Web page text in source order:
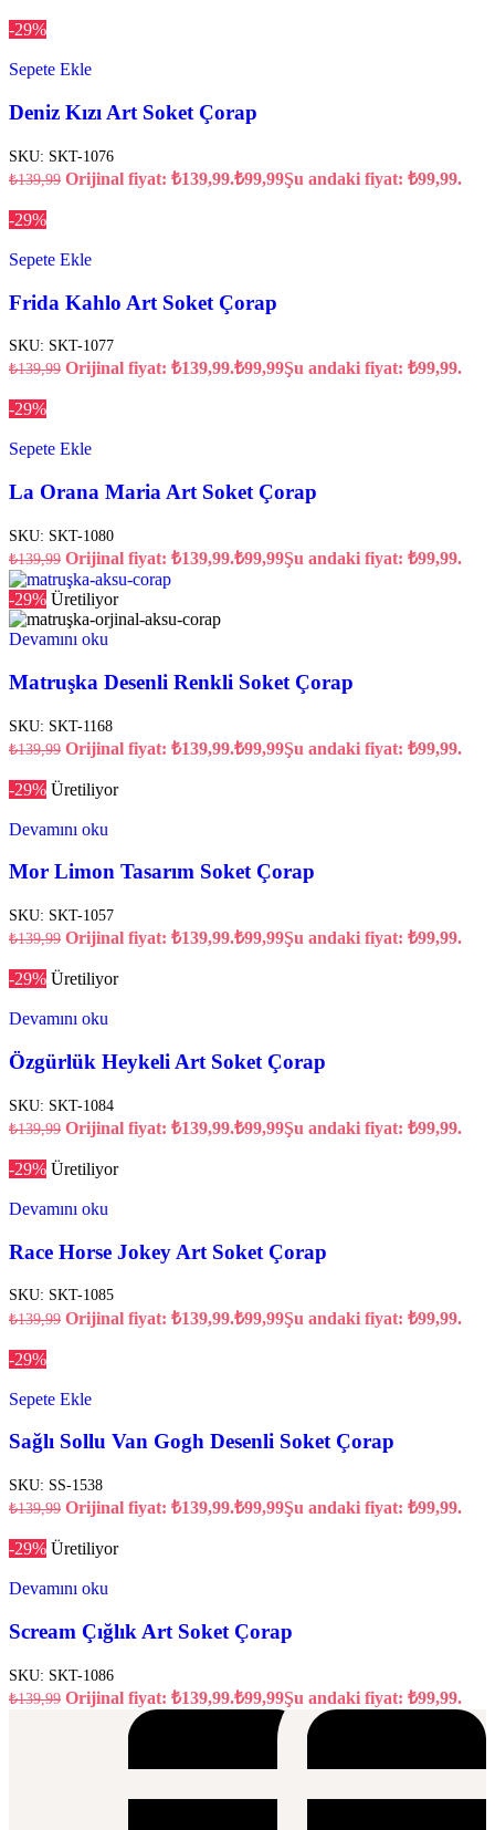
-29%
Sepete Ekle
Deniz Kızı Art Soket Çorap
SKU: SKT-1076
₺139,99 Orijinal fiyat: ₺139,99.₺99,99Şu andaki fiyat: ₺99,99.
-29%
Sepete Ekle
Frida Kahlo Art Soket Çorap
SKU: SKT-1077
₺139,99 Orijinal fiyat: ₺139,99.₺99,99Şu andaki fiyat: ₺99,99.
-29%
Sepete Ekle
La Orana Maria Art Soket Çorap
SKU: SKT-1080
₺139,99 Orijinal fiyat: ₺139,99.₺99,99Şu andaki fiyat: ₺99,99.
-29% Üretiliyor
Devamını oku
Matruşka Desenli Renkli Soket Çorap
SKU: SKT-1168
₺139,99 Orijinal fiyat: ₺139,99.₺99,99Şu andaki fiyat: ₺99,99.
-29% Üretiliyor
Devamını oku
Mor Limon Tasarım Soket Çorap
SKU: SKT-1057
₺139,99 Orijinal fiyat: ₺139,99.₺99,99Şu andaki fiyat: ₺99,99.
-29% Üretiliyor
Devamını oku
Özgürlük Heykeli Art Soket Çorap
SKU: SKT-1084
₺139,99 Orijinal fiyat: ₺139,99.₺99,99Şu andaki fiyat: ₺99,99.
-29% Üretiliyor
Devamını oku
Race Horse Jokey Art Soket Çorap
SKU: SKT-1085
₺139,99 Orijinal fiyat: ₺139,99.₺99,99Şu andaki fiyat: ₺99,99.
-29%
Sepete Ekle
Sağlı Sollu Van Gogh Desenli Soket Çorap
SKU: SS-1538
₺139,99 Orijinal fiyat: ₺139,99.₺99,99Şu andaki fiyat: ₺99,99.
-29% Üretiliyor
Devamını oku
Scream Çığlık Art Soket Çorap
SKU: SKT-1086
₺139,99 Orijinal fiyat: ₺139,99.₺99,99Şu andaki fiyat: ₺99,99.